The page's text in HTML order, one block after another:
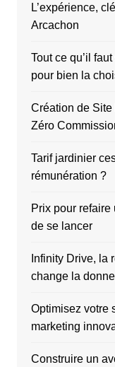
L’expérience,
Arcachon
Tout ce qu’il
pour bien la
Création de Site
Zéro
Tarif jardinier
rémunération ?
Prix pour refaire
de se lancer
Infinity Drive, la
change la donne
Optimisez votre
marketing
Construire un